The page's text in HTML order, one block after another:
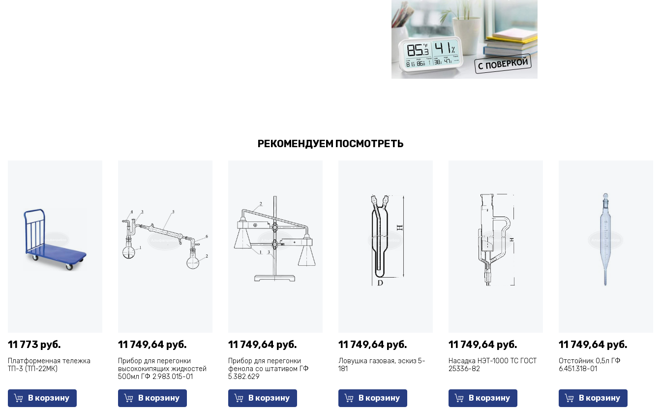
РЕКОМЕНДУЕМ ПОСМОТРЕТЬ
11 773 руб.
Платформенная тележка
ТП-3 (ТП-22МК)
В корзину
11 749,64 руб.
Прибор для перегонки
высококипящих жидкостей
500мл ГФ 2.983.015-01
В корзину
11 749,64 руб.
Прибор для перегонки
фенола со штативом ГФ
5.382.629
В корзину
11 749,64 руб.
Ловушка газовая, эскиз 5-
181
В корзину
11 749,64 руб.
Насадка НЭТ-1000 ТС ГОСТ
25336-82
В корзину
11 749,64 руб.
Отстойник 0,5л ГФ
6.451.318-01
В корзину